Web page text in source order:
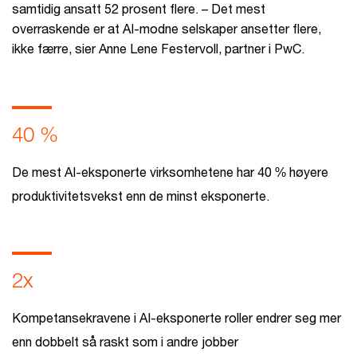
samtidig ansatt 52 prosent flere. – Det mest
overraskende er at AI-modne selskaper ansetter flere,
ikke færre, sier Anne Lene Festervoll, partner i PwC.
40 %
De mest AI-eksponerte virksomhetene har 40 % høyere
produktivitetsvekst enn de minst eksponerte.
2x
Kompetansekravene i AI-eksponerte roller endrer seg mer
enn dobbelt så raskt som i andre jobber